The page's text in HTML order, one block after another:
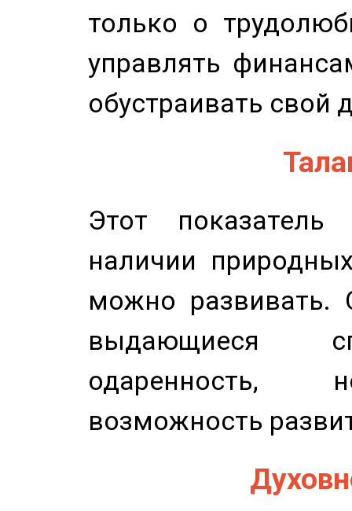
только о
управлять
обустраивать свой
Этот показатель
наличии
можно развивать.
выдающиеся
одаренность,
возможность